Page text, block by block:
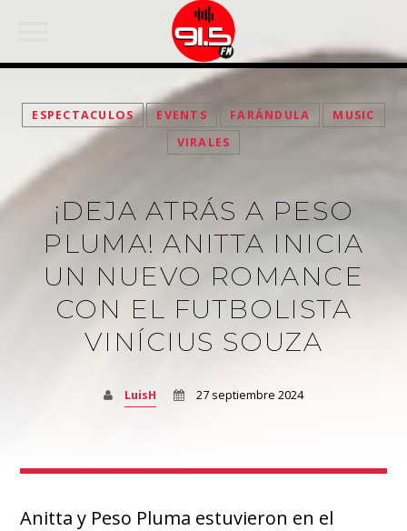
FACEBOOK
ESPECTACULOS EVENTS FARÁNDULA
MUSIC
VIRALES
¡DEJA ATRÁS A PESO
PLUMA! ANITTA INICIA
UN NUEVO ROMANCE
CON EL FUTBOLISTA
VINÍCIUS SOUZA
LuisH 27 septiembre 2024
Anitta y Peso Pluma estuvieron en el